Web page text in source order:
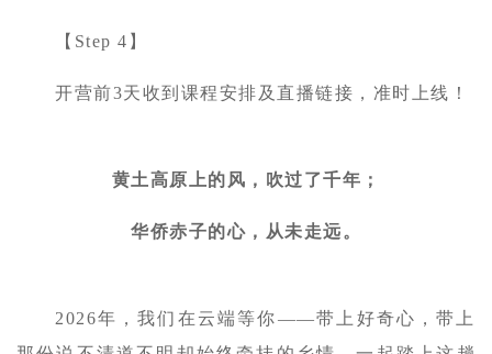
【Step 4】
开营前3天收到课程安排及直播链接，准时上线！
黄土高原上的风，吹过了千年；
华侨赤子的心，从未走远。
2026年，我们在云端等你——带上好奇心，带上